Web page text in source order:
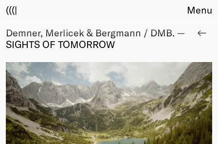
(((|
About
Club
Sponsors
Fair Work
TBD
Events
Upcoming
Past
Menu
Demner, Merlicek & Bergmann / DMB. —
SIGHTS OF TOMORROW